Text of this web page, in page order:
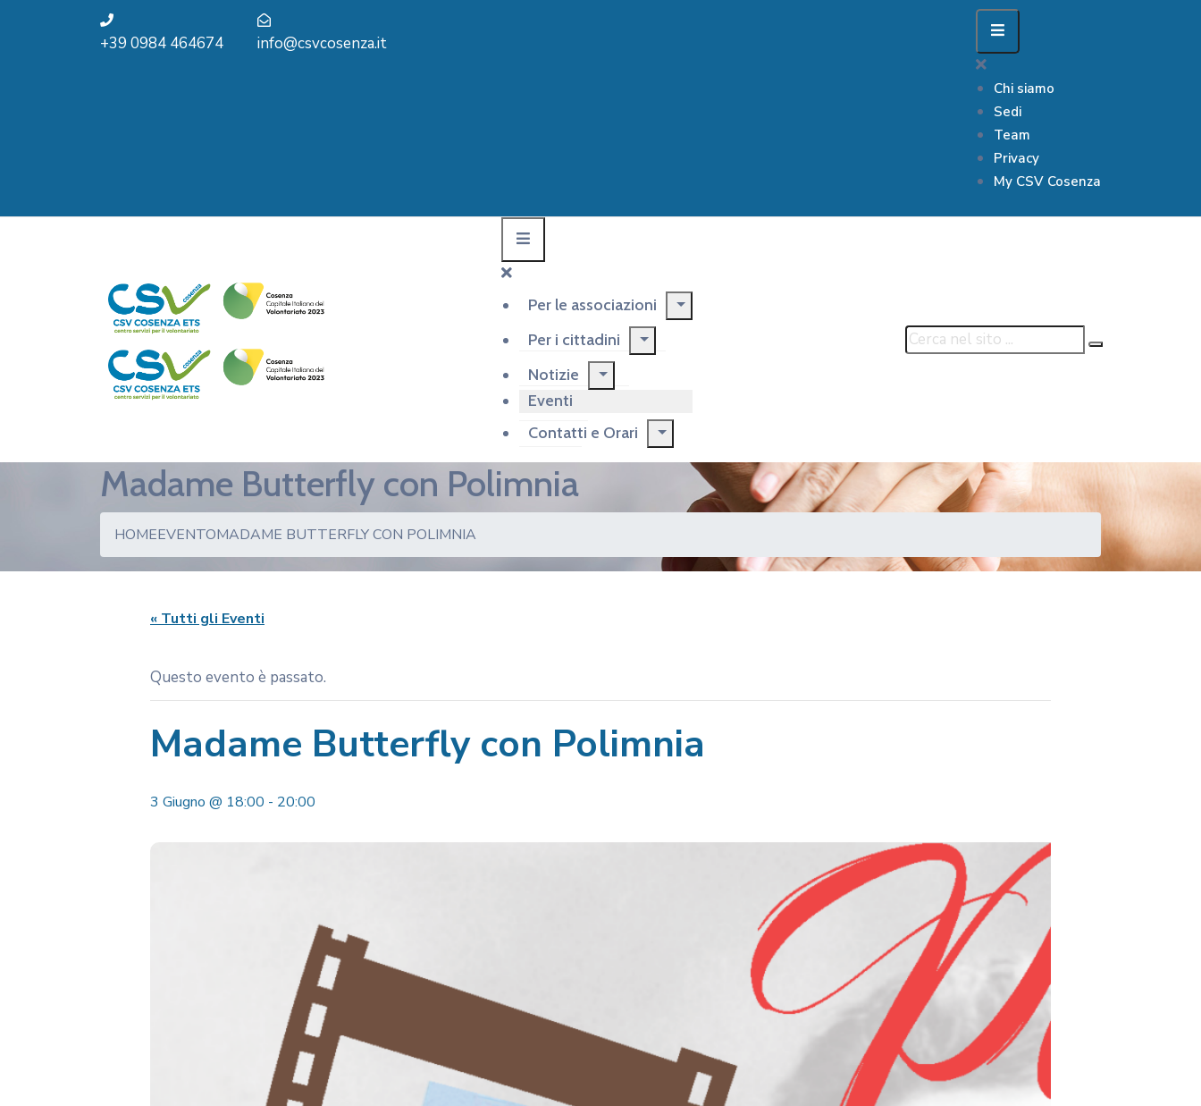
+39 0984 464674 info@csvcosenza.it
Chi siamo
Sedi
Team
Privacy
My CSV Cosenza
Per le associazioni
Per i cittadini
Notizie
Eventi
Contatti e Orari
Madame Butterfly con Polimnia
HOMEEVENTOMADAME BUTTERFLY CON POLIMNIA
« Tutti gli Eventi
Questo evento è passato.
Madame Butterfly con Polimnia
3 Giugno @ 18:00 - 20:00